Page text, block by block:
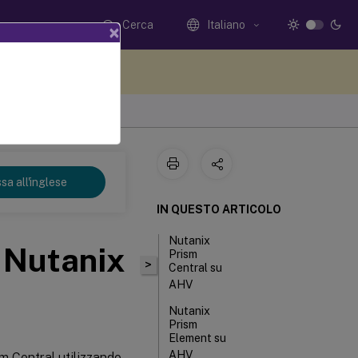
Cerca Italiano
all'inglese
>
IN QUESTO ARTICOLO
Nutanix
Prism
Central su
AHV
Nutanix
Prism
Element su
AHV
×